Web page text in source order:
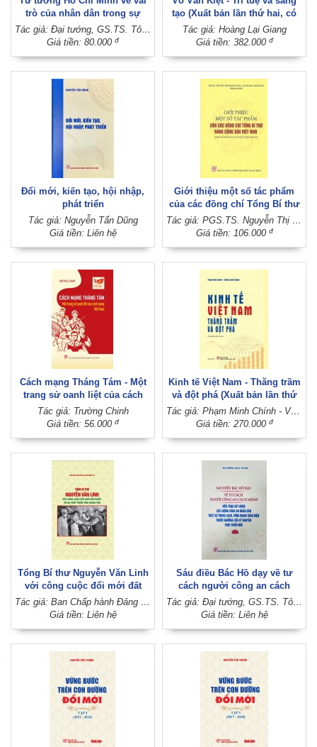
trò của nhân dân trong sự
nghiệp giữ gìn trật tự, an ninh
(Xuất bản lần thứ ba)
Tác giả: Đại tướng, GS.TS. Tô Lâm (Chủ biên)
Giá tiền: 80.000 đ
tạo (Xuất bản lần thứ hai, có
chỉnh sửa)
Tác giả: Hoàng Lại Giang
Giá tiền: 382.000 đ
Đổi mới, kiến tạo, hội nhập,
phát triển
Tác giả: Nguyễn Tấn Dũng
Giá tiền: Liên hệ
Giới thiệu một số tác phẩm
của các đồng chí Tổng Bí thư
Đảng Cộng sản Việt Nam
(Dành cho bậc đại học hệ
Tác giả: PGS.TS. Nguyễn Thị Thanh Tùng - TS. Hoàng Thị Thuận (Đồng chủ biên)
Giá tiền: 106.000 đ
Cách mạng Tháng Tám - Một
trang sử oanh liệt của cách
mạng Việt Nam
Tác giả: Trường Chinh
Giá tiền: 56.000 đ
Kinh tế Việt Nam - Thăng trầm
và đột phá (Xuất bản lần thứ
ba)
Tác giả: Phạm Minh Chính - Vương Quân Hoàng
Giá tiền: 270.000 đ
Tổng Bí thư Nguyễn Văn Linh
với công cuộc đổi mới đất
nước và sự phát triển tỉnh
Hưng Yên
Tác giả: Ban Chấp hành Đảng bộ tỉnh Hưng Yên
Giá tiền: Liên hệ
Sáu điều Bác Hồ dạy về tư
cách người công an cách
mệnh - Nền tảng xây dựng lực
lượng Công an nhân dân thật
kỷ nguyên phát triển mới
Tác giả: Đại tướng, GS.TS. Tô Lâm
Giá tiền: Liên hệ